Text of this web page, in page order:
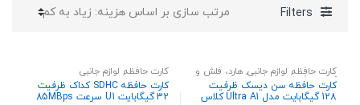
price:
Filters
کارت حافظه, لوازم جانبی, هارد، فلش و
کارت حافظه
کارت حافظه سن دیسک ظرفیت
128 گیگابایت مدل Ultra A1 کلاس
کارت حافظه, لوازم جانبی
کارت حافظه SDHC کداک ظرفیت
32 گیگابایت U1 سرعت 85MBps